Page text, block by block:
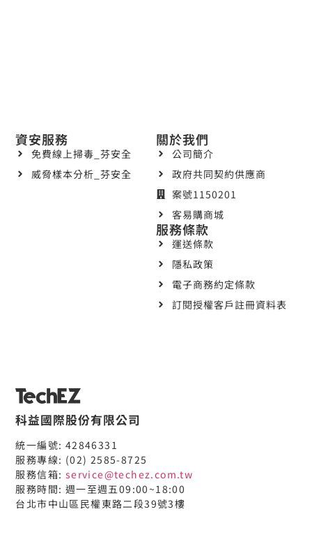
科益國際股份有限公司
統一編號: 42846331
服務專線: (02) 2585-8725
服務信箱: service@techez.com.tw
服務時間: 週一至週五09:00~18:00
台北市中山區民權東路二段39號3樓
關於我們
公司簡介
政府共同契約供應商
案號1150201
客易購商城
資安服務
免費線上掃毒_芬安全
威脅樣本分析_芬安全
服務條款
運送條款
隱私政策
電子商務約定條款
訂閱授權客戶註冊資料表